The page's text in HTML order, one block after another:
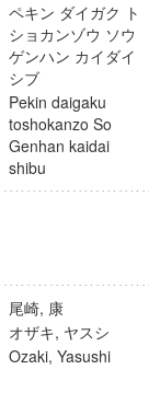
ペキン ダイガク ト
ショカンゾウ ソウ
ゲンハン カイダイ
シブ
Pekin daigaku
toshokanzo So
Genhan kaidai
shibu
尾崎, 康
オザキ, ヤスシ
Ozaki, Yasushi